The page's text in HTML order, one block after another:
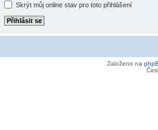
Skrýt můj online stav pro toto přihlášení
Založeno na